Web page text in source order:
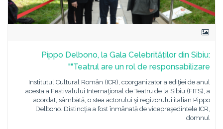
Pippo Delbono, la Gala Celebrităților din Sibiu:
"Teatrul are un rol de responsabilizare"
Institutul Cultural Român (ICR), coorganizator a ediţiei de anul
acesta a Festivalului Internaţional de Teatru de la Sibiu (FITS), a
acordat, sâmbătă, o stea actorului şi regizorului italian Pippo
Delbono. Distincţia a fost înmânată de vicepreşedintele ICR,
domnul